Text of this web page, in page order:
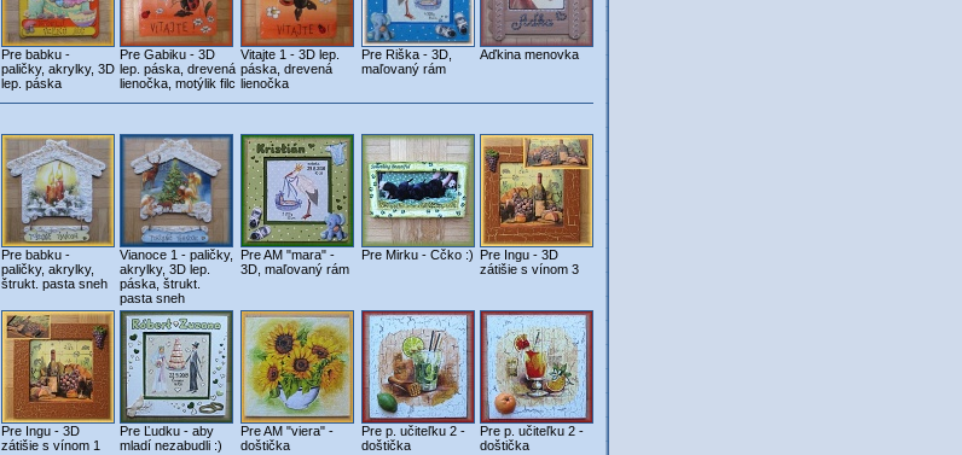
Pre babku -
paličky, akrylky, 3D
lep. páska
Pre Gabiku - 3D
lep. páska, drevená
lienočka, motýlik filc
Vitajte 1 - 3D lep.
páska, drevená
lienočka
Pre Riška - 3D,
maľovaný rám
Aďkina menovka
Pre babku -
paličky, akrylky,
štrukt. pasta sneh
Vianoce 1 - paličky,
akrylky, 3D lep.
páska, štrukt.
pasta sneh
Pre AM "mara" -
3D, maľovaný rám
Pre Mirku - Cčko :) Pre Ingu - 3D
zátišie s vínom 3
Pre Ingu - 3D
zátišie s vínom 1
Pre Ľudku - aby
mladí nezabudli :)
Pre AM "viera" -
doštička
Pre p. učiteľku 2 -
doštička
Pre p. učiteľku 2 -
doštička